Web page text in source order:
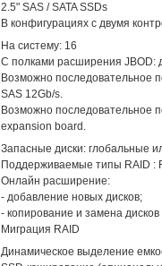
2.5" SAS / SATA SSDs
В конфигурациях с двумя
На систему: 16
С полками расширения JBOD:
Возможно последовательное
SAS 12Gb/s.
Возможно последовательное
expansion board.
Запасные диски: глобальные
Поддерживаемые типы RAID :
Онлайн расширение:
- добавление новых дисков;
- копирование и замена
Миграция RAID
Динамическое выделение